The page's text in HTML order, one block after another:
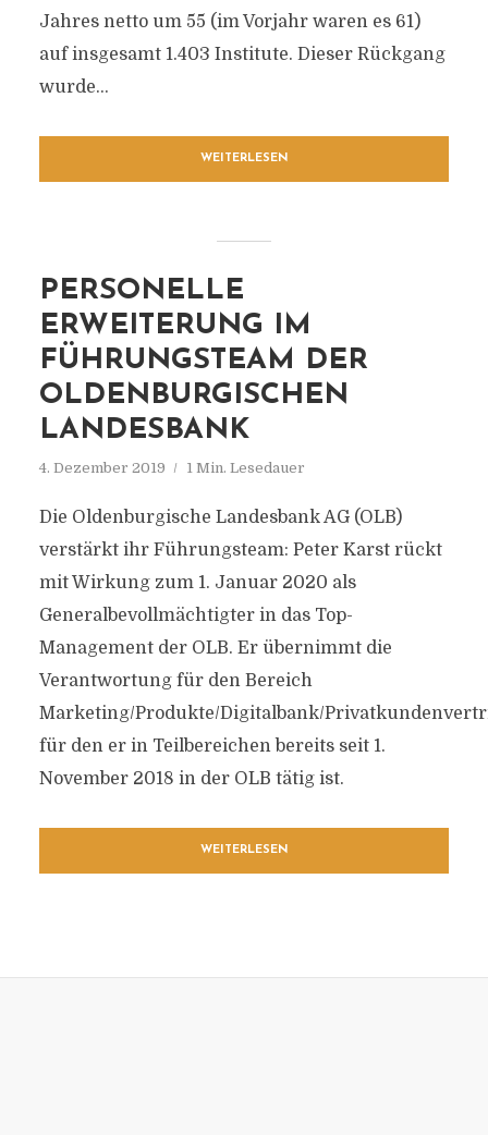
Jahres netto um 55 (im Vorjahr waren es 61)
auf insgesamt 1.403 Institute. Dieser Rückgang
wurde...
WEITERLESEN
PERSONELLE
ERWEITERUNG IM
FÜHRUNGSTEAM DER
OLDENBURGISCHEN
LANDESBANK
4. Dezember 2019 1 Min. Lesedauer
Die Oldenburgische Landesbank AG (OLB)
verstärkt ihr Führungsteam: Peter Karst rückt
mit Wirkung zum 1. Januar 2020 als
Generalbevollmächtigter in das Top-
Management der OLB. Er übernimmt die
Verantwortung für den Bereich
Marketing/Produkte/Digitalbank/
für den er in Teilbereichen bereits seit 1.
November 2018 in der OLB tätig ist.
WEITERLESEN